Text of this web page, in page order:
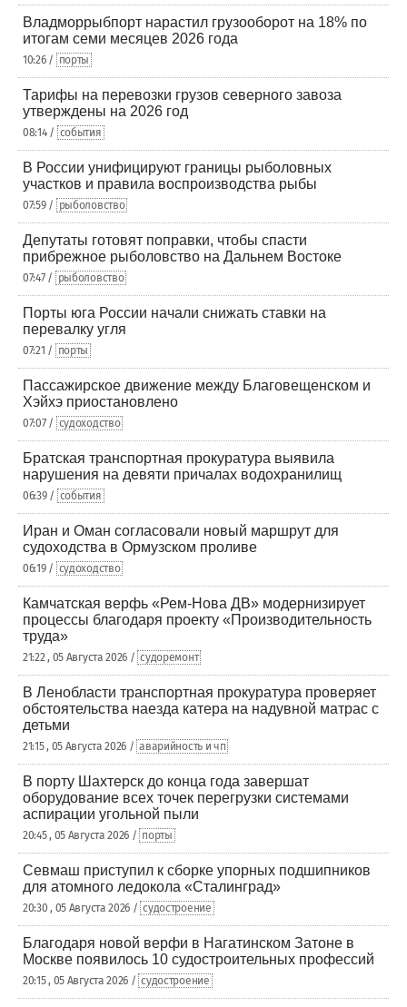
Владморрыбпорт нарастил грузооборот на 18% по
итогам семи месяцев 2026 года
10:26 / порты
Тарифы на перевозки грузов северного завоза
утверждены на 2026 год
08:14 / события
В России унифицируют границы рыболовных
участков и правила воспроизводства рыбы
07:59 / рыболовство
Депутаты готовят поправки, чтобы спасти
прибрежное рыболовство на Дальнем Востоке
07:47 / рыболовство
Порты юга России начали снижать ставки на
перевалку угля
07:21 / порты
Пассажирское движение между Благовещенском и
Хэйхэ приостановлено
07:07 / судоходство
Братская транспортная прокуратура выявила
нарушения на девяти причалах водохранилищ
06:39 / события
Иран и Оман согласовали новый маршрут для
судоходства в Ормузском проливе
06:19 / судоходство
Камчатская верфь «Рем-Нова ДВ» модернизирует
процессы благодаря проекту «Производительность
труда»
21:22 , 05 Августа 2026 / судоремонт
В Ленобласти транспортная прокуратура проверяет
обстоятельства наезда катера на надувной матрас с
детьми
21:15 , 05 Августа 2026 / аварийность и чп
В порту Шахтерск до конца года завершат
оборудование всех точек перегрузки системами
аспирации угольной пыли
20:45 , 05 Августа 2026 / порты
Севмаш приступил к сборке упорных подшипников
для атомного ледокола «Сталинград»
20:30 , 05 Августа 2026 / судостроение
Благодаря новой верфи в Нагатинском Затоне в
Москве появилось 10 судостроительных профессий
20:15 , 05 Августа 2026 / судостроение